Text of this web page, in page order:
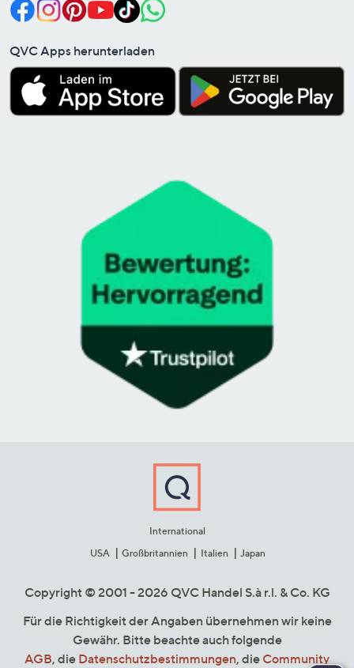
QVC Apps herunterladen
International
USA
Großbritannien Italien Japan
Copyright © 2001 - 2026 QVC Handel S.à r.l. & Co. KG
Für die Richtigkeit der Angaben übernehmen wir keine
Gewähr. Bitte beachte auch folgende
AGB, die Datenschutzbestimmungen, die Community